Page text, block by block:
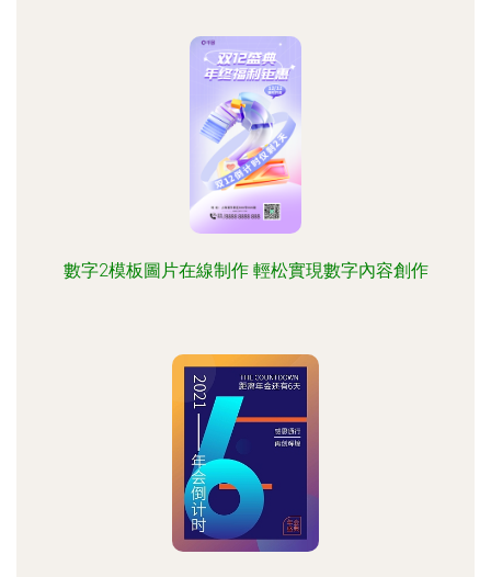
數字2模板圖片在線制作 輕松實現數字內容創作